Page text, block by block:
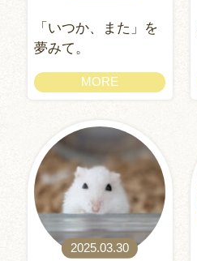
「いつか、また」を
夢みて。
MORE
2025.03.30